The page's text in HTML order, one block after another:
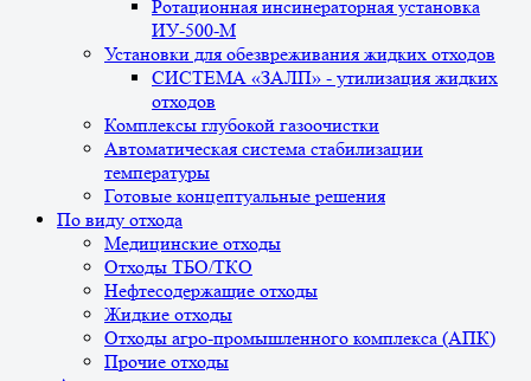
Ротационная инсинераторная установка
ИУ-500-М
Установки для обезвреживания жидких отходов
СИСТЕМА «ЗАЛП» - утилизация жидких
отходов
Комплексы глубокой газоочистки
Автоматическая система стабилизации
температуры
Готовые концептуальные решения
По виду отхода
Медицинские отходы
Отходы ТБО/ТКО
Нефтесодержащие отходы
Жидкие отходы
Отходы агро-промышленного комплекса (АПК)
Прочие отходы